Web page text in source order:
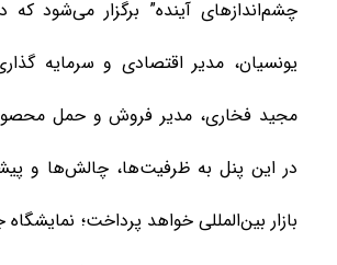
چشم‌اندازهای آینده” برگزار می‌شود که
یونسیان، مدیر اقتصادی و سرمایه
مجید فخاری، مدیر فروش و حمل
در این پنل به ظرفیت‌ها، چالش‌ها و
بازار بین‌المللی خواهد پرداخت؛ نمایشگاه